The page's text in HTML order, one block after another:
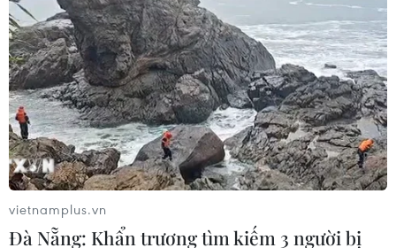
vietnamplus.vn
Đà Nẵng: Khẩn trương tìm kiếm 3 người bị